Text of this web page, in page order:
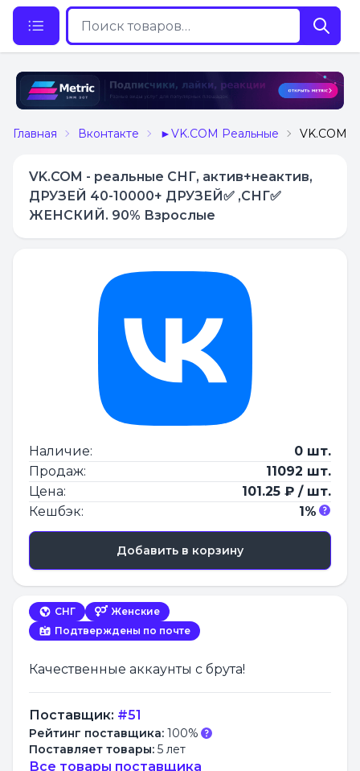
Главная Вконтакте ►VK.COM Реальные VK.COM
VK.COM - реальные СНГ, актив+неактив,
ДРУЗЕЙ 40-10000+ ДРУЗЕЙ✅ ,СНГ✅
ЖЕНСКИЙ. 90% Взрослые
СНГ
Женские
Подтверждены по почте
Качественные аккаунты с брута!
Поставщик: #51
Рейтинг поставщика: 100%
Поставляет товары: 5 лет
Все товары поставщика
Наличие:
0 шт.
Продаж:
11092 шт.
Цена:
101.25 ₽ / шт.
Кешбэк:
1%
Добавить в корзину